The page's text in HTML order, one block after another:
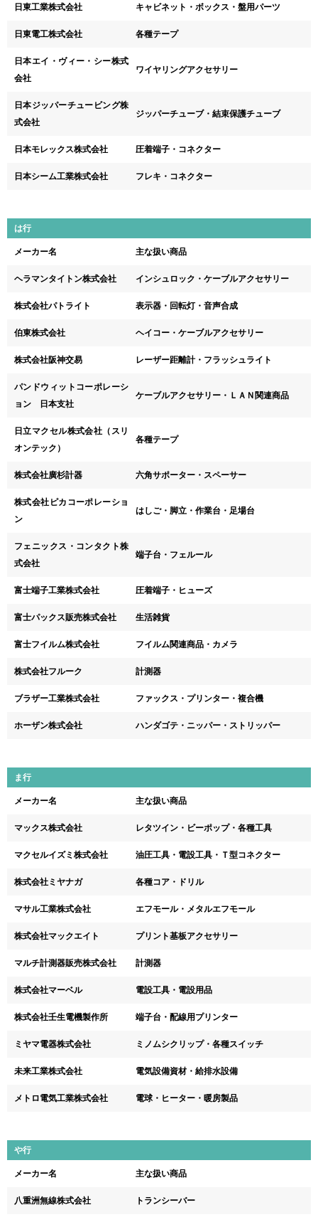
日東工業株式会社 キャビネット・ボックス・盤用パーツ
日東電工株式会社 各種テープ
日本エイ・ヴィー・シー株式
会社
ワイヤリングアクセサリー
日本ジッパーチュービング株
式会社
ジッパーチューブ・結束保護チューブ
日本モレックス株式会社 圧着端子・コネクター
日本シーム工業株式会社 フレキ・コネクター
は行
メーカー名 主な扱い商品
ヘラマンタイトン株式会社 インシュロック・ケーブルアクセサリー
株式会社パトライト 表示器・回転灯・音声合成
伯東株式会社 ヘイコー・ケーブルアクセサリー
株式会社阪神交易 レーザー距離計・フラッシュライト
パンドウィットコーポレーシ
ョン 日本支社
ケーブルアクセサリー・ＬＡＮ関連商品
日立マクセル株式会社（スリ
オンテック）
各種テープ
株式会社廣杉計器 六角サポーター・スペーサー
株式会社ピカコーポレーショ
ン
はしご・脚立・作業台・足場台
フェニックス・コンタクト株
式会社
端子台・フェルール
富士端子工業株式会社 圧着端子・ヒューズ
富士パックス販売株式会社 生活雑貨
富士フイルム株式会社 フイルム関連商品・カメラ
株式会社フルーク 計測器
ブラザー工業株式会社 ファックス・プリンター・複合機
ホーザン株式会社 ハンダゴテ・ニッパー・ストリッパー
ま行
メーカー名 主な扱い商品
マックス株式会社 レタツイン・ビーポップ・各種工具
マクセルイズミ株式会社 油圧工具・電設工具・Ｔ型コネクター
株式会社ミヤナガ 各種コア・ドリル
マサル工業株式会社 エフモール・メタルエフモール
株式会社マックエイト プリント基板アクセサリー
マルチ計測器販売株式会社 計測器
株式会社マーベル 電設工具・電設用品
株式会社壬生電機製作所 端子台・配線用プリンター
ミヤマ電器株式会社 ミノムシクリップ・各種スイッチ
未来工業株式会社 電気設備資材・給排水設備
メトロ電気工業株式会社 電球・ヒーター・暖房製品
や行
メーカー名 主な扱い商品
八重洲無線株式会社 トランシーバー